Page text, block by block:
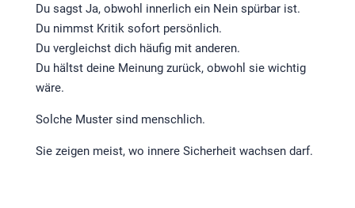
Du sagst Ja, obwohl innerlich ein Nein spürbar ist.
Du nimmst Kritik sofort persönlich.
Du vergleichst dich häufig mit anderen.
Du hältst deine Meinung zurück, obwohl sie wichtig
wäre.
Solche Muster sind menschlich.
Sie zeigen meist, wo innere Sicherheit wachsen darf.